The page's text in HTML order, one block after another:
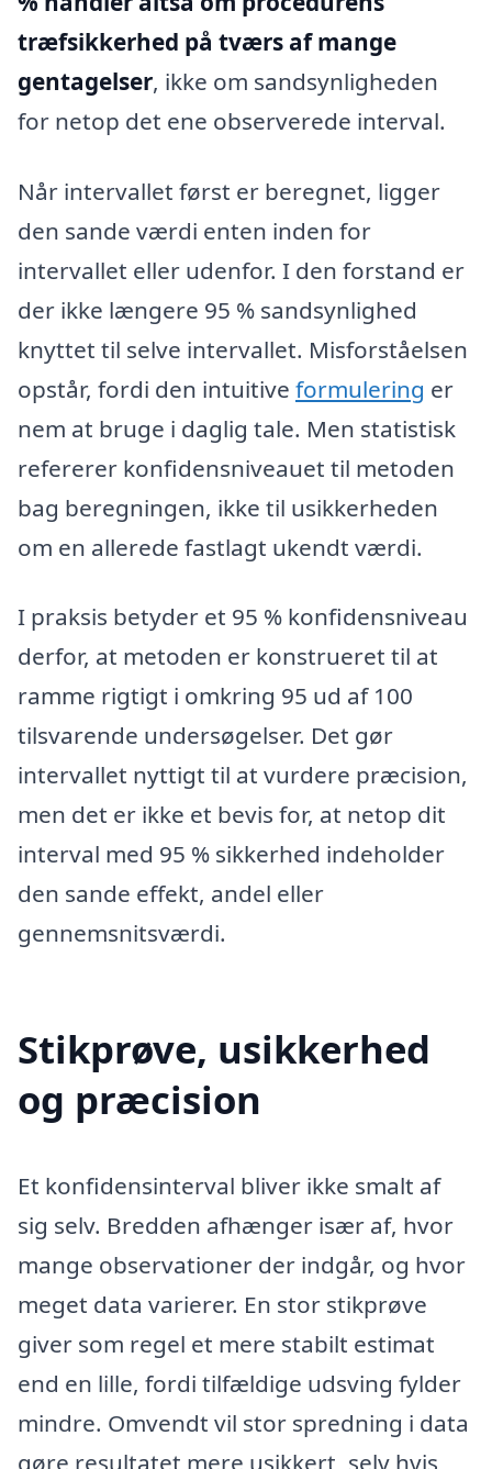
træfsikkerhed på tværs af mange
gentagelser, ikke om sandsynligheden
for netop det ene observerede interval.
Når intervallet først er beregnet, ligger
den sande værdi enten inden for
intervallet eller udenfor. I den forstand er
der ikke længere 95 % sandsynlighed
knyttet til selve intervallet. Misforståelsen
opstår, fordi den intuitive formulering er
nem at bruge i daglig tale. Men statistisk
refererer konfidensniveauet til metoden
bag beregningen, ikke til usikkerheden
om en allerede fastlagt ukendt værdi.
I praksis betyder et 95 % konfidensniveau
derfor, at metoden er konstrueret til at
ramme rigtigt i omkring 95 ud af 100
tilsvarende undersøgelser. Det gør
intervallet nyttigt til at vurdere præcision,
men det er ikke et bevis for, at netop dit
interval med 95 % sikkerhed indeholder
den sande effekt, andel eller
gennemsnitsværdi.
Stikprøve, usikkerhed
og præcision
Et konfidensinterval bliver ikke smalt af
sig selv. Bredden afhænger især af, hvor
mange observationer der indgår, og hvor
meget data varierer. En stor stikprøve
giver som regel et mere stabilt estimat
end en lille, fordi tilfældige udsving fylder
mindre. Omvendt vil stor spredning i data
gøre resultatet mere usikkert, selv hvis